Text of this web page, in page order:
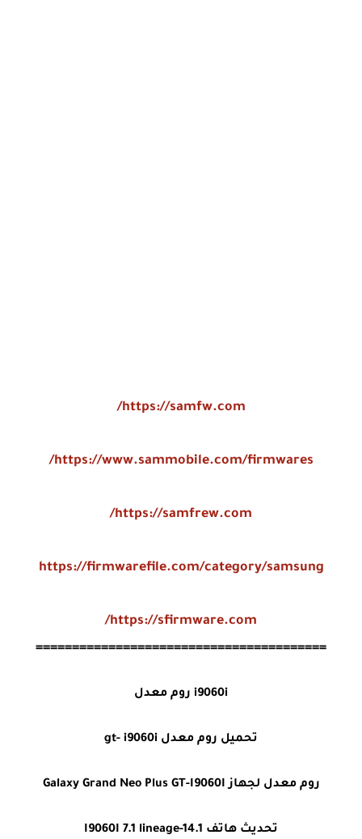
https://samfw.com/
https://www.sammobile.com/firmwares/
https://samfrew.com/
https://firmwarefile.com/category/samsung
https://sfirmware.com/
========================================
i9060i روم معدل
تحميل روم معدل gt- i9060i
روم معدل لجهاز Galaxy Grand Neo Plus GT-I9060I
تحديث هاتف I9060I 7.1 lineage-14.1